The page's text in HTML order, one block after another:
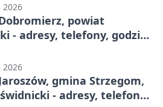
powiat
- adresy, telefony, godziny
gmina Strzegom,
- adresy, telefony,